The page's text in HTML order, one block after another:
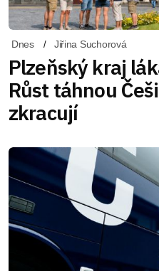
Dnes Jiřina Suchorová
Plzeňský kraj
Růst táhnou
zkracují